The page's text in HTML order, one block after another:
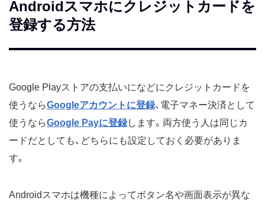
Androidスマホにクレジットカードを
登録する方法
Google Playストアの支払いになどにクレジットカードを
使うならGoogleアカウントに登録、電子マネー決済として
使うならGoogle Payに登録します。両方使う人は同じカ
ードだとしても、どちらにも設定しておく必要がありま
す。
Androidスマホは機種によってボタン名や画面表示が異な